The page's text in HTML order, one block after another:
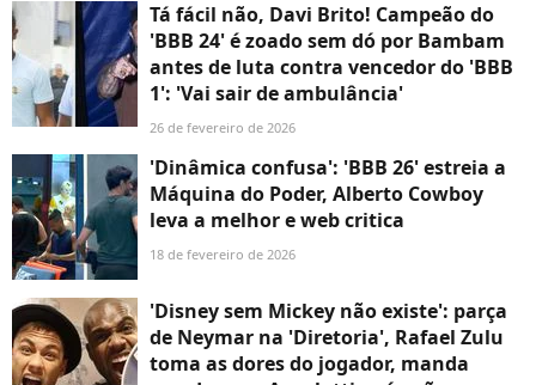
Tá fácil não, Davi Brito! Campeão do
'BBB 24' é zoado sem dó por Bambam
antes de luta contra vencedor do 'BBB
1': 'Vai sair de ambulância'
26 de fevereiro de 2026
'Dinâmica confusa': 'BBB 26' estreia a
Máquina do Poder, Alberto Cowboy
leva a melhor e web critica
18 de fevereiro de 2026
'Disney sem Mickey não existe': parça
de Neymar na 'Diretoria', Rafael Zulu
toma as dores do jogador, manda